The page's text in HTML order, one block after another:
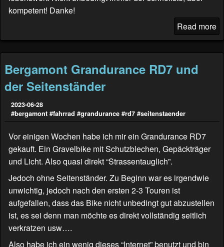
kompetent! Danke!
Read more
Bergamont Grandurance RD7 und
der Seitenständer
2023-06-28
#bergamont #fahrrad #grandurance #rd7 #seitenstaender
Vor einigen Wochen habe ich mir ein Grandurance RD7
gekauft. Ein Gravelbike mit Schutzblechen, Gepäckträger
und Licht. Also quasi direkt “Strassentauglich”.
Jedoch ohne Seitenständer. Zu Beginn war es irgendwie
unwichtig, jedoch nach den ersten 2-3 Touren ist
aufgefallen, dass das Bike nicht unbedingt gut abzustellen
ist, es sei denn man möchte es direkt vollständig seitlich
verkratzen usw….
Also habe ich ein wenig dieses “Internet” benutzt und bin